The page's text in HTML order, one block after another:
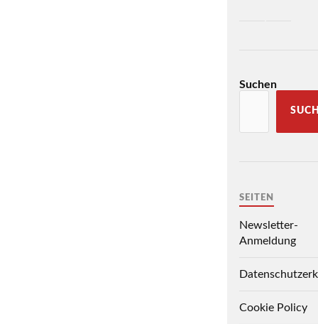
Suchen
SEITEN
Newsletter-
Anmeldung
Cookie Policy